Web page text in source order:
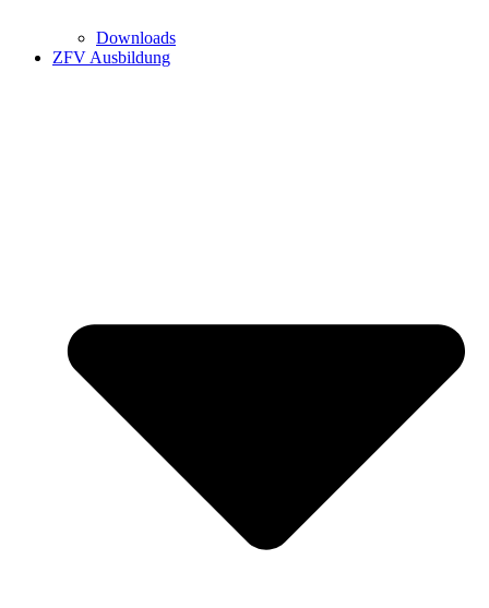
Downloads
ZFV Ausbildung